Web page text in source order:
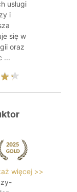
usługi
i
się w
oraz
...
więcej >>